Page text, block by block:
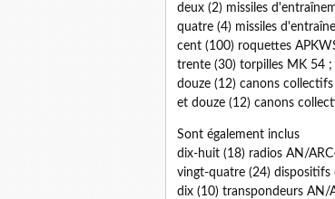
deux (2) missiles
quatre (4) missiles
cent (100) roquettes
trente (30) torpilles MK 54 ;
douze (12) canons
et douze (12) canons
Sont également inclus
dix-huit (18) radios AN/
vingt-quatre (24)
dix (10) transpondeurs AN/